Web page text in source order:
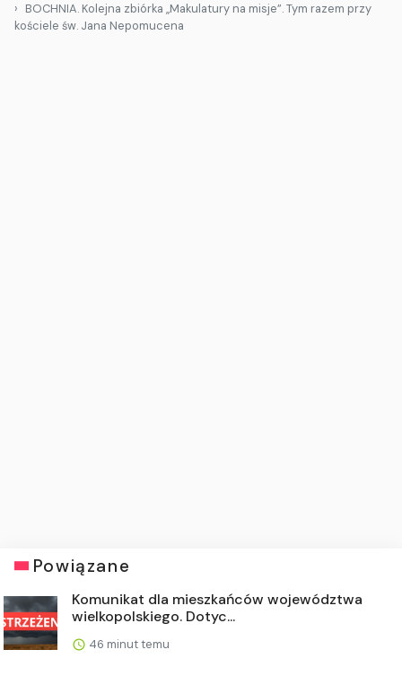
BOCHNIA. Kolejna zbiórka „Makulatury na misje”. Tym razem przy
kościele św. Jana Nepomucena
Powiązane
Komunikat dla mieszkańców województwa
wielkopolskiego. Dotyc...
46 minut temu